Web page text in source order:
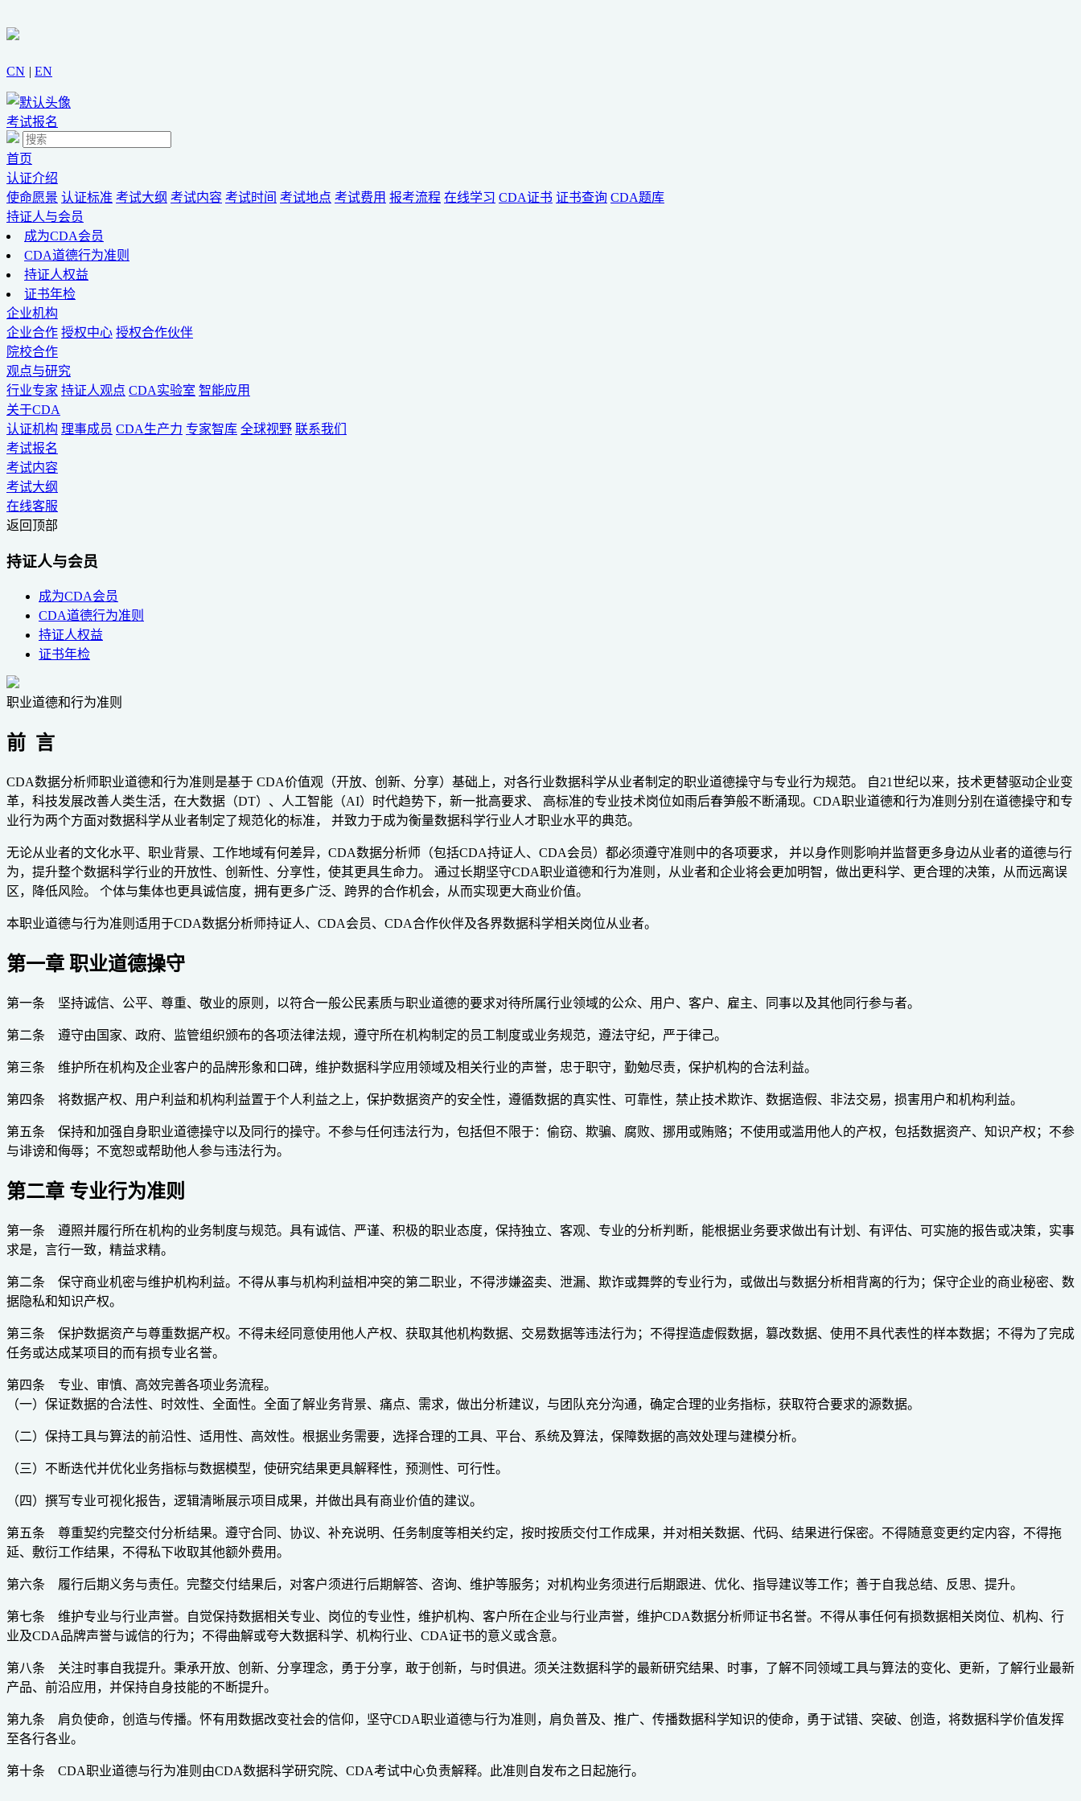
CN | EN
考试报名
首页
认证介绍
使命愿景 认证标准 考试大纲 考试内容 考试时间 考试地点 考试费用 报考流程 在线学习 CDA证书 证书查询 CDA题库
持证人与会员
成为CDA会员
CDA道德行为准则
持证人权益
证书年检
企业机构
企业合作 授权中心 授权合作伙伴
院校合作
观点与研究
行业专家 持证人观点 CDA实验室 智能应用
关于CDA
认证机构 理事成员 CDA生产力 专家智库 全球视野 联系我们
考试报名
考试内容
考试大纲
在线客服
返回顶部
持证人与会员
成为CDA会员
CDA道德行为准则
持证人权益
证书年检
职业道德和行为准则
前 言
CDA数据分析师职业道德和行为准则是基于 CDA价值观（开放、创新、分享）基础上，对各行业数据科学从业者制定的职业道德操守与专业行为规范。 自21世纪以来，技术更替驱动企业变
革，科技发展改善人类生活，在大数据（DT）、人工智能（AI）时代趋势下，新一批高要求、 高标准的专业技术岗位如雨后春笋般不断涌现。CDA职业道德和行为准则分别在道德操守和专
业行为两个方面对数据科学从业者制定了规范化的标准， 并致力于成为衡量数据科学行业人才职业水平的典范。
无论从业者的文化水平、职业背景、工作地域有何差异，CDA数据分析师（包括CDA持证人、CDA会员）都必须遵守准则中的各项要求， 并以身作则影响并监督更多身边从业者的道德与行
为，提升整个数据科学行业的开放性、创新性、分享性，使其更具生命力。 通过长期坚守CDA职业道德和行为准则，从业者和企业将会更加明智，做出更科学、更合理的决策，从而远离误
区，降低风险。 个体与集体也更具诚信度，拥有更多广泛、跨界的合作机会，从而实现更大商业价值。
本职业道德与行为准则适用于CDA数据分析师持证人、CDA会员、CDA合作伙伴及各界数据科学相关岗位从业者。
第一章 职业道德操守
第一条 坚持诚信、公平、尊重、敬业的原则，以符合一般公民素质与职业道德的要求对待所属行业领域的公众、用户、客户、雇主、同事以及其他同行参与者。
第二条 遵守由国家、政府、监管组织颁布的各项法律法规，遵守所在机构制定的员工制度或业务规范，遵法守纪，严于律己。
第三条 维护所在机构及企业客户的品牌形象和口碑，维护数据科学应用领域及相关行业的声誉，忠于职守，勤勉尽责，保护机构的合法利益。
第四条 将数据产权、用户利益和机构利益置于个人利益之上，保护数据资产的安全性，遵循数据的真实性、可靠性，禁止技术欺诈、数据造假、非法交易，损害用户和机构利益。
第五条 保持和加强自身职业道德操守以及同行的操守。不参与任何违法行为，包括但不限于：偷窃、欺骗、腐败、挪用或贿赂；不使用或滥用他人的产权，包括数据资产、知识产权；不参
与诽谤和侮辱；不宽恕或帮助他人参与违法行为。
第二章 专业行为准则
第一条 遵照并履行所在机构的业务制度与规范。具有诚信、严谨、积极的职业态度，保持独立、客观、专业的分析判断，能根据业务要求做出有计划、有评估、可实施的报告或决策，实事
求是，言行一致，精益求精。
第二条 保守商业机密与维护机构利益。不得从事与机构利益相冲突的第二职业，不得涉嫌盗卖、泄漏、欺诈或舞弊的专业行为，或做出与数据分析相背离的行为；保守企业的商业秘密、数
据隐私和知识产权。
第三条 保护数据资产与尊重数据产权。不得未经同意使用他人产权、获取其他机构数据、交易数据等违法行为；不得捏造虚假数据，篡改数据、使用不具代表性的样本数据；不得为了完成
任务或达成某项目的而有损专业名誉。
第四条 专业、审慎、高效完善各项业务流程。
（一）保证数据的合法性、时效性、全面性。全面了解业务背景、痛点、需求，做出分析建议，与团队充分沟通，确定合理的业务指标，获取符合要求的源数据。
（二）保持工具与算法的前沿性、适用性、高效性。根据业务需要，选择合理的工具、平台、系统及算法，保障数据的高效处理与建模分析。
（三）不断迭代并优化业务指标与数据模型，使研究结果更具解释性，预测性、可行性。
（四）撰写专业可视化报告，逻辑清晰展示项目成果，并做出具有商业价值的建议。
第五条 尊重契约完整交付分析结果。遵守合同、协议、补充说明、任务制度等相关约定，按时按质交付工作成果，并对相关数据、代码、结果进行保密。不得随意变更约定内容，不得拖
延、敷衍工作结果，不得私下收取其他额外费用。
第六条 履行后期义务与责任。完整交付结果后，对客户须进行后期解答、咨询、维护等服务；对机构业务须进行后期跟进、优化、指导建议等工作；善于自我总结、反思、提升。
第七条 维护专业与行业声誉。自觉保持数据相关专业、岗位的专业性，维护机构、客户所在企业与行业声誉，维护CDA数据分析师证书名誉。不得从事任何有损数据相关岗位、机构、行
业及CDA品牌声誉与诚信的行为；不得曲解或夸大数据科学、机构行业、CDA证书的意义或含意。
第八条 关注时事自我提升。秉承开放、创新、分享理念，勇于分享，敢于创新，与时俱进。须关注数据科学的最新研究结果、时事，了解不同领域工具与算法的变化、更新，了解行业最新
产品、前沿应用，并保持自身技能的不断提升。
第九条 肩负使命，创造与传播。怀有用数据改变社会的信仰，坚守CDA职业道德与行为准则，肩负普及、推广、传播数据科学知识的使命，勇于试错、突破、创造，将数据科学价值发挥
至各行各业。
第十条 CDA职业道德与行为准则由CDA数据科学研究院、CDA考试中心负责解释。此准则自发布之日起施行。